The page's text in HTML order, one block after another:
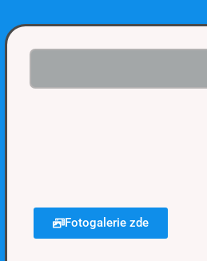
Fotogalerie zde